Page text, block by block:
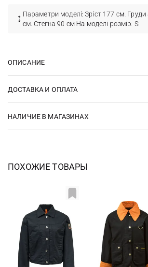
Параметри моделі: Зріст 177 см. Груди
см. Стегна 90 см На моделі розмір: S
ОПИСАНИЕ
ДОСТАВКА И ОПЛАТА
НАЛИЧИЕ В МАГАЗИНАХ
ПОХОЖИЕ ТОВАРЫ